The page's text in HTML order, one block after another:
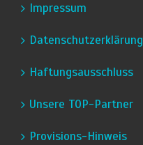
Impressum
Datenschutzerklärung
Haftungsausschluss
Unsere TOP-Partner
Provisions-Hinweis